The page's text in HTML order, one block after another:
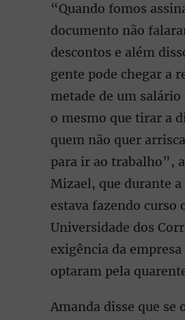
“Quando fomos
documento não
descontos e além
gente pode chegar a
metade de um
o mesmo que tirar a
quem não quer
para ir ao trabalho”,
Mizael, que durante
estava fazendo curso
Universidade dos
exigência da empresa
optaram pela
Amanda disse que se